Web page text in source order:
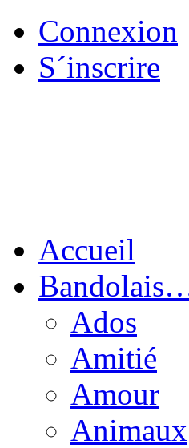
Connexion
S´inscrire
Accueil
Ados
Amitié
Amour
Animaux